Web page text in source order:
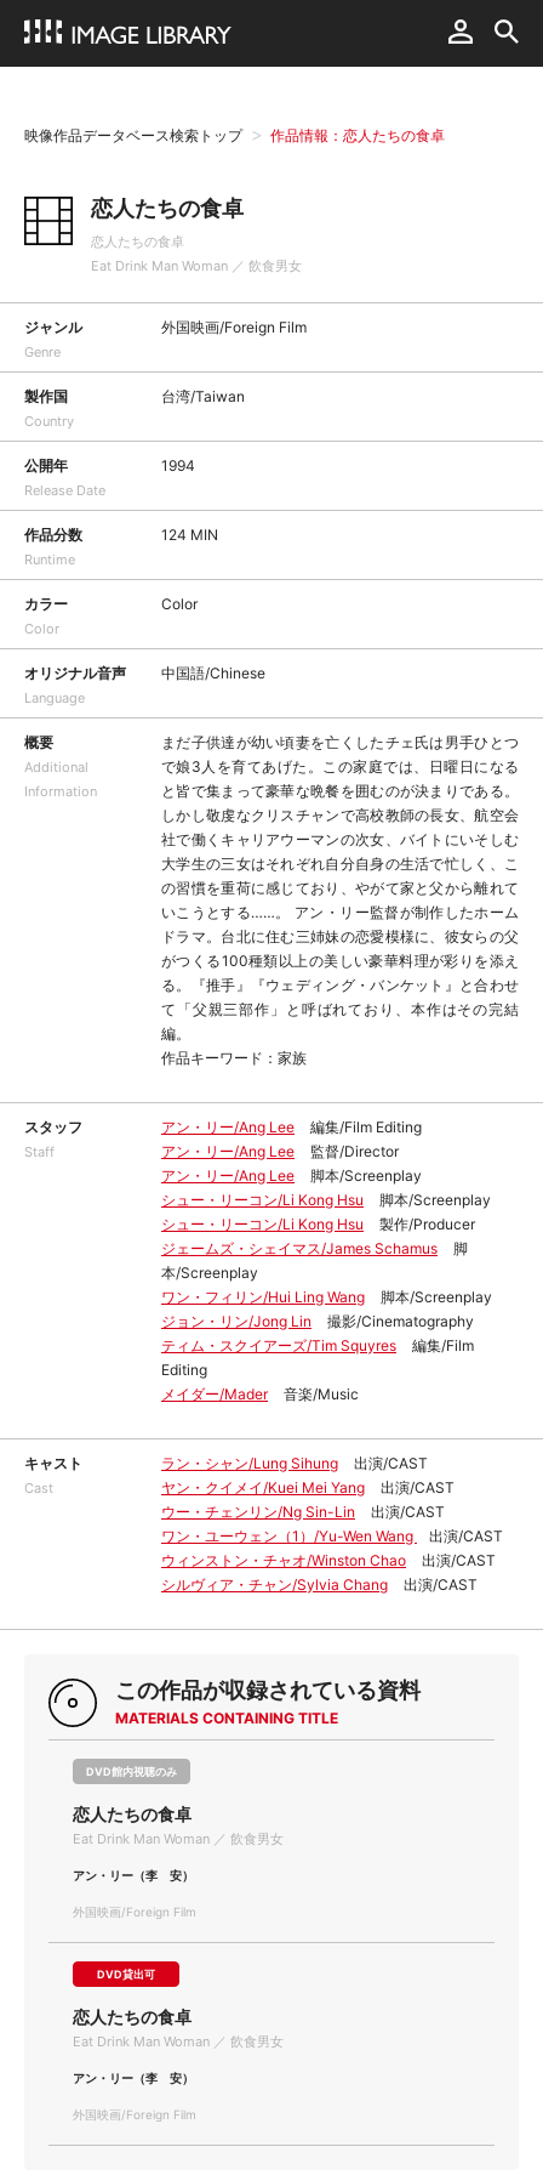
映像作品データベース検索トップ 作品情報：恋人たちの食卓
恋人たちの食卓
恋人たちの食卓
Eat Drink Man Woman ／ 飲食男女
ジャンル
Genre
外国映画/Foreign Film
製作国
Country
台湾/Taiwan
公開年
Release Date
1994
作品分数
Runtime
124 MIN
カラー
Color
Color
オリジナル音声
Language
中国語/Chinese
概要
Additional
Information
まだ子供達が幼い頃妻を亡くしたチェ氏は男手ひとつ
で娘3人を育てあげた。この家庭では、日曜日になる
と皆で集まって豪華な晩餐を囲むのが決まりである。
しかし敬虔なクリスチャンで高校教師の長女、航空会
社で働くキャリアウーマンの次女、バイトにいそしむ
大学生の三女はそれぞれ自分自身の生活で忙しく、こ
の習慣を重荷に感じており、やがて家と父から離れて
いこうとする……。 アン・リー監督が制作したホーム
ドラマ。台北に住む三姉妹の恋愛模様に、彼女らの父
がつくる100種類以上の美しい豪華料理が彩りを添え
る。『推手』『ウェディング・バンケット』と合わせ
て「父親三部作」と呼ばれており、本作はその完結
編。
作品キーワード：家族
スタッフ
Staff
アン・リー/Ang Lee
編集/Film Editing
アン・リー/Ang Lee
監督/Director
アン・リー/Ang Lee
脚本/Screenplay
シュー・リーコン/Li Kong Hsu
脚本/Screenplay
シュー・リーコン/Li Kong Hsu
製作/Producer
ジェームズ・シェイマス/James Schamus
脚
本/Screenplay
ワン・フィリン/Hui Ling Wang
脚本/Screenplay
ジョン・リン/Jong Lin
撮影/Cinematography
ティム・スクイアーズ/Tim Squyres
編集/Film
Editing
メイダー/Mader
音楽/Music
キャスト
Cast
ラン・シャン/Lung Sihung
出演/CAST
ヤン・クイメイ/Kuei Mei Yang
出演/CAST
ウー・チェンリン/Ng Sin-Lin
出演/CAST
ワン・ユーウェン（1）/Yu-Wen Wang
出演/CAST
ウィンストン・チャオ/Winston Chao
出演/CAST
シルヴィア・チャン/Sylvia Chang
出演/CAST
この作品が収録されている資料
MATERIALS CONTAINING TITLE
DVD館内視聴のみ
恋人たちの食卓
Eat Drink Man Woman ／ 飲食男女
アン・リー（李 安）
外国映画/Foreign Film
DVD貸出可
恋人たちの食卓
Eat Drink Man Woman ／ 飲食男女
アン・リー（李 安）
外国映画/Foreign Film